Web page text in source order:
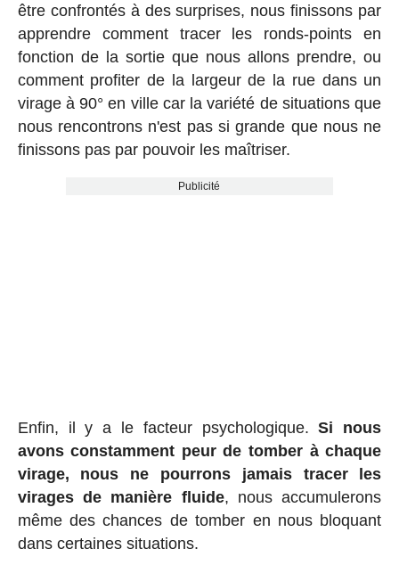
être confrontés à des surprises, nous finissons par
apprendre comment tracer les ronds-points en
fonction de la sortie que nous allons prendre, ou
comment profiter de la largeur de la rue dans un
virage à 90° en ville car la variété de situations que
nous rencontrons n'est pas si grande que nous ne
finissons pas par pouvoir les maîtriser.
Publicité
Enfin, il y a le facteur psychologique.Si nous
avons constamment peur de tomber à chaque
virage, nous ne pourrons jamais tracer les
virages de manière fluide, nous accumulerons
même des chances de tomber en nous bloquant
dans certaines situations.